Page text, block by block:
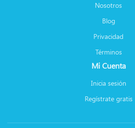
Nosotros
Blog
Privacidad
Términos
Mi Cuenta
Inicia sesión
Regístrate gratis